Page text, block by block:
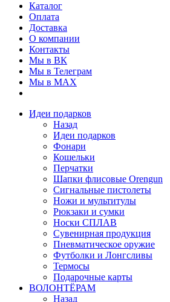
Каталог
Оплата
Доставка
О компании
Контакты
Мы в ВК
Мы в Телеграм
Мы в МAX
Идеи подарков
Назад
Идеи подарков
Фонари
Кошельки
Перчатки
Шапки флисовые Orengun
Сигнальные пистолеты
Ножи и мультитулы
Рюкзаки и сумки
Носки СПЛАВ
Сувенирная продукция
Пневматическое оружие
Футболки и Лонгсливы
Термосы
Подарочные карты
ВОЛОНТЁРАМ
Назад